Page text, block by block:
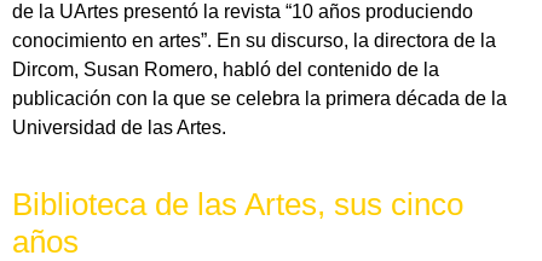
de la UArtes presentó la revista “10 años produciendo
conocimiento en artes”. En su discurso, la directora de la
Dircom, Susan Romero, habló del contenido de la
publicación con la que se celebra la primera década de la
Universidad de las Artes.
Biblioteca de las Artes, sus cinco
años